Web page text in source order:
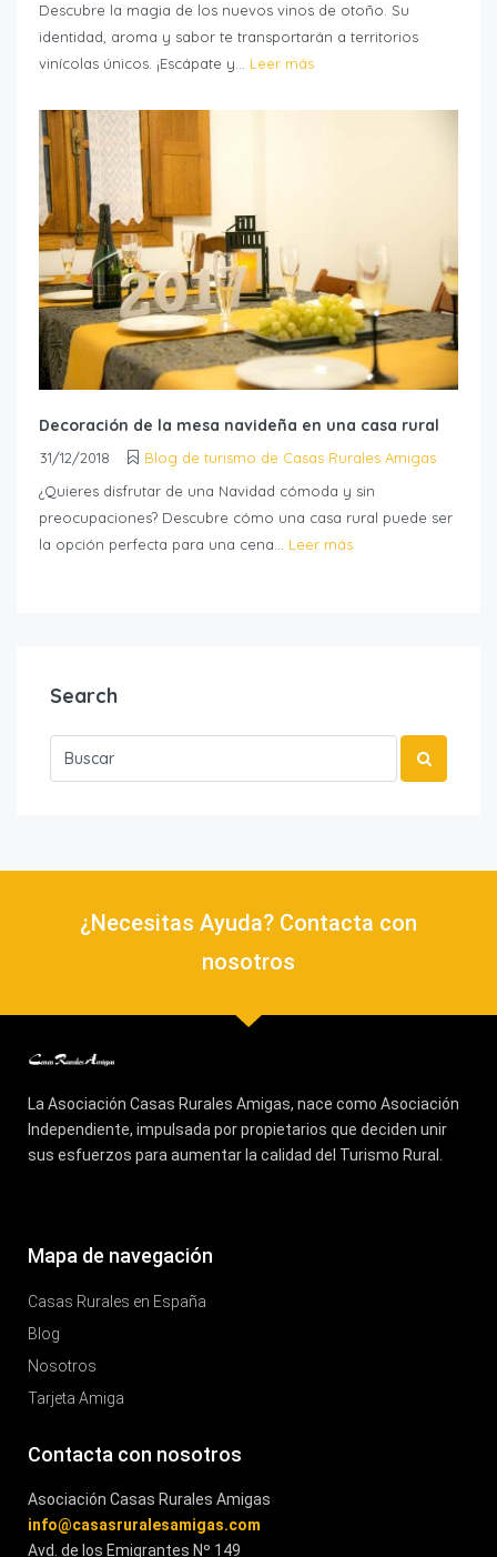
Descubre la magia de los nuevos vinos de otoño. Su
identidad, aroma y sabor te transportarán a territorios
vinícolas únicos. ¡Escápate y... Leer más
Decoración de la mesa navideña en una casa rural
31/12/2018
Blog de turismo de Casas Rurales Amigas
¿Quieres disfrutar de una Navidad cómoda y sin
preocupaciones? Descubre cómo una casa rural puede ser
la opción perfecta para una cena... Leer más
Search
¿Necesitas Ayuda? Contacta con
nosotros
La Asociación Casas Rurales Amigas, nace como Asociación
Independiente, impulsada por propietarios que deciden unir
sus esfuerzos para aumentar la calidad del Turismo Rural.
Mapa de navegación
Casas Rurales en España
Blog
Nosotros
Tarjeta Amiga
Contacta con nosotros
Asociación Casas Rurales Amigas
info@casasruralesamigas.com
Avd. de los Emigrantes Nº 149